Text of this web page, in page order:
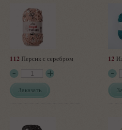
112 Персик с серебром
Заказать
12